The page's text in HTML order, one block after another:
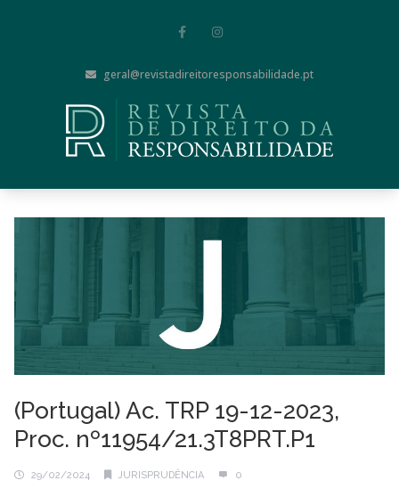
geral@revistadireitoresponsabilidade.pt
(Portugal) Ac. TRP 19-12-2023,
Proc. nº11954/21.3T8PRT.P1
29/02/2024 JURISPRUDÊNCIA 0